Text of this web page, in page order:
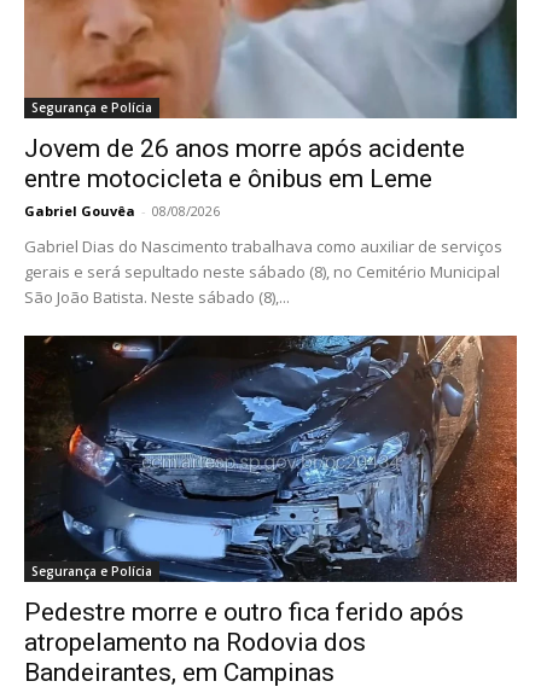
Segurança e Polícia
Jovem de 26 anos morre após acidente
entre motocicleta e ônibus em Leme
Gabriel Gouvêa - 08/08/2026
Gabriel Dias do Nascimento trabalhava como auxiliar de serviços
gerais e será sepultado neste sábado (8), no Cemitério Municipal
São João Batista. Neste sábado (8),...
Segurança e Polícia
Pedestre morre e outro fica ferido após
atropelamento na Rodovia dos
Bandeirantes, em Campinas